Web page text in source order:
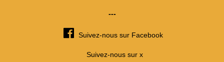
---
Suivez-nous sur Facebook
Suivez-nous sur x